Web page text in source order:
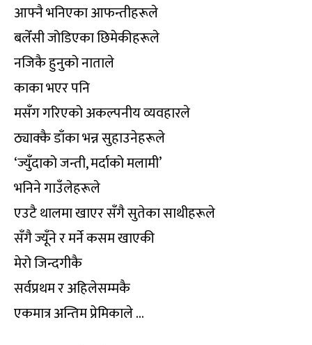
आफ्नै भनिएका आफन्तीहरूले
बलेँसी जोडिएका छिमेकीहरूले
नजिकै हुनुको नाताले
काका भएर पनि
मसँग गरिएको अकल्पनीय व्यवहारले
ठ्याक्कै डाँका भन्न सुहाउनेहरूले
‘ज्युँदाको जन्ती, मर्दाको मलामी’
भनिने गाउँलेहरूले
एउटै थालमा खाएर सँगै सुतेका साथीहरूले
सँगै ज्यूँने र मर्ने कसम खाएकी
मेरो जिन्दगीकै
सर्वप्रथम र अहिलेसम्मकै
एकमात्र अन्तिम प्रेमिकाले …